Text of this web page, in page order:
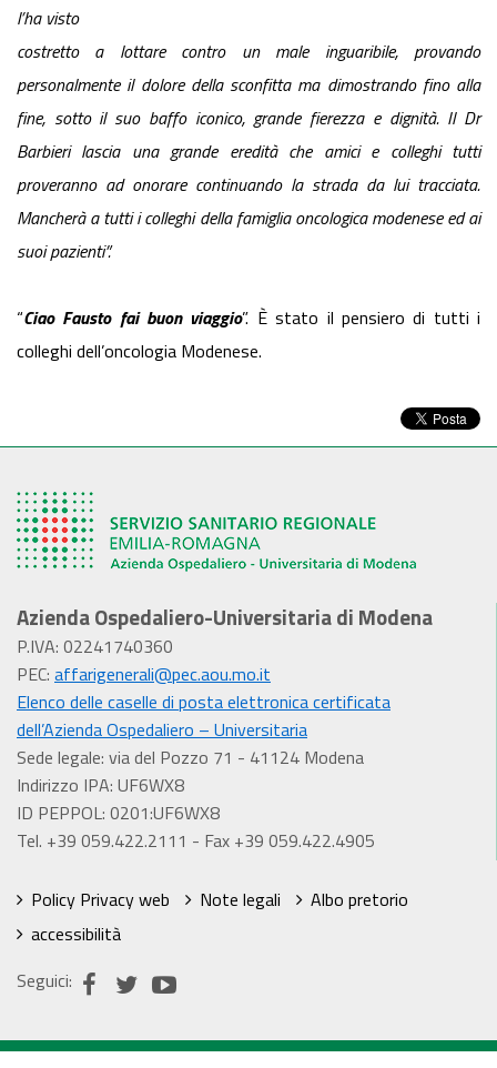
l’ha visto
costretto a lottare contro un male inguaribile, provando
personalmente il dolore della sconfitta ma dimostrando fino alla
fine, sotto il suo baffo iconico, grande fierezza e dignità. Il Dr
Barbieri lascia una grande eredità che amici e colleghi tutti
proveranno ad onorare continuando la strada da lui tracciata.
Mancherà a tutti i colleghi della famiglia oncologica modenese ed ai
suoi pazienti”.
“Ciao Fausto fai buon viaggio”. È stato il pensiero di tutti i
colleghi dell’oncologia Modenese.
Azienda Ospedaliero-Universitaria di Modena
P.IVA: 02241740360
PEC: affarigenerali@pec.aou.mo.it
Elenco delle caselle di posta elettronica certificata
dell’Azienda Ospedaliero – Universitaria
Sede legale: via del Pozzo 71 - 41124 Modena
Indirizzo IPA: UF6WX8
ID PEPPOL: 0201:UF6WX8
Tel. +39 059.422.2111 - Fax +39 059.422.4905
Policy Privacy web Note legali
Albo pretorio
accessibilità
Seguici: